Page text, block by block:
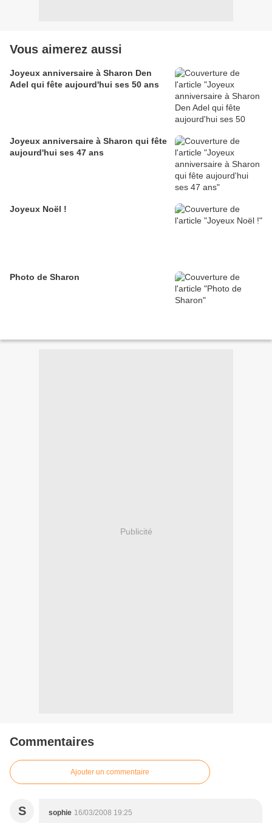
Vous aimerez aussi
Joyeux anniversaire à Sharon Den
Adel qui fête aujourd'hui ses 50 ans
Joyeux anniversaire à Sharon qui fête
aujourd'hui ses 47 ans
Joyeux Noël !
Photo de Sharon
Publicité
Commentaires
Ajouter un commentaire
S sophie 16/03/2008 19:25